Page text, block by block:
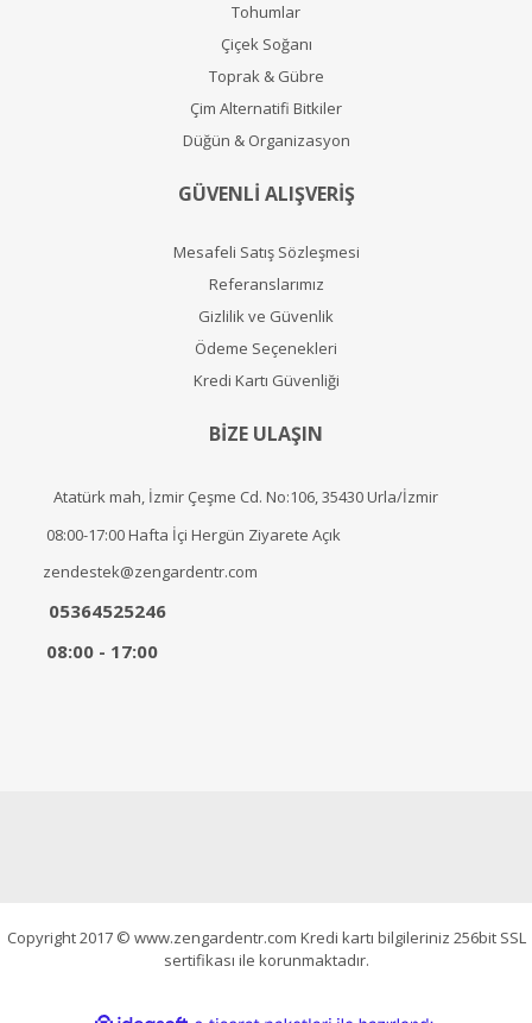
Tohumlar
Çiçek Soğanı
Toprak & Gübre
Çim Alternatifi Bitkiler
Düğün & Organizasyon
GÜVENLİ ALIŞVERİŞ
Mesafeli Satış Sözleşmesi
Referanslarımız
Gizlilik ve Güvenlik
Ödeme Seçenekleri
Kredi Kartı Güvenliği
BİZE ULAŞIN
Atatürk mah, İzmir Çeşme Cd. No:106, 35430 Urla/İzmir
08:00-17:00 Hafta İçi Hergün Ziyarete Açık
zendestek@zengardentr.com
05364525246
08:00 - 17:00
Copyright 2017 © www.zengardentr.com Kredi kartı bilgileriniz 256bit SSL
sertifikası ile korunmaktadır.